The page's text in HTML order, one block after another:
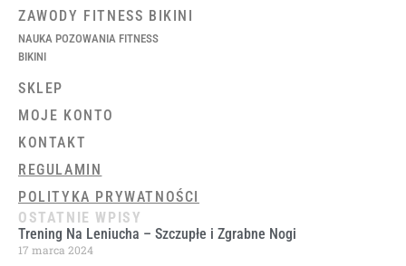
ZAWODY FITNESS BIKINI
NAUKA POZOWANIA FITNESS
BIKINI
SKLEP
MOJE KONTO
KONTAKT
REGULAMIN
POLITYKA PRYWATNOŚCI
OSTATNIE WPISY
Trening Na Leniucha – Szczupłe i Zgrabne Nogi
17 marca 2024